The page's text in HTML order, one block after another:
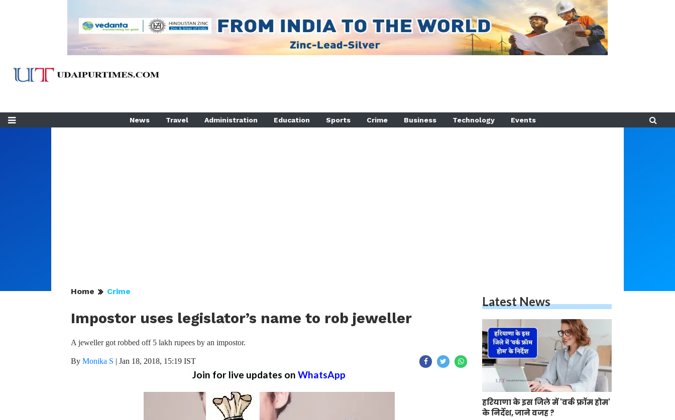
News Travel Administration Education Sports Crime Business Technology Events
Home Crime
Impostor uses legislator’s name to rob jeweller
A jeweller got robbed off 5 lakh rupees by an impostor.
By Monika S | Jan 18, 2018, 15:19 IST
Join for live updates on WhatsApp
Latest News
हरियाणा के इस जिले में 'वर्क फ्रॉम होम'
के निर्देश, जाने वजह ?